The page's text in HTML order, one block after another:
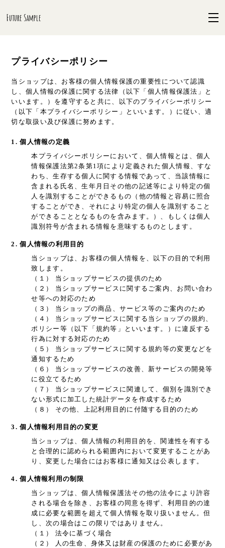
Future Sample
プライバシーポリシー
当ショップは、お客様の個人情報保護の重要性について認識
し、個人情報の保護に関する法律（以下「個人情報保護法」と
いいます。）を遵守すると共に、以下のプライバシーポリシー
（以下「本プライバシーポリシー」といいます。）に従い、適
切な取扱い及び保護に努めます。
1. 個人情報の定義
本プライバシーポリシーにおいて、個人情報とは、個人
情報保護法第2条第1項により定義された個人情報、すな
わち、生存する個人に関する情報であって、当該情報に
含まれる氏名、生年月日その他の記述等により特定の個
人を識別することができるもの（他の情報と容易に照合
することができ、それにより特定の個人を識別すること
ができることとなるものを含みます。）、もしくは個人
識別符号が含まれる情報を意味するものとします。
2. 個人情報の利用目的
当ショップは、お客様の個人情報を、以下の目的で利用
致します。
（１） 当ショップサービスの提供のため
（２） 当ショップサービスに関するご案内、お問い合わ
せ等への対応のため
（３） 当ショップの商品、サービス等のご案内のため
（４） 当ショップサービスに関する当ショップの規約、
ポリシー等（以下「規約等」といいます。）に違反する
行為に対する対応のため
（５） 当ショップサービスに関する規約等の変更などを
通知するため
（６） 当ショップサービスの改善、新サービスの開発等
に役立てるため
（７） 当ショップサービスに関連して、個別を識別でき
ない形式に加工した統計データを作成するため
（８） その他、上記利用目的に付随する目的のため
3. 個人情報利用目的の変更
当ショップは、個人情報の利用目的を、関連性を有する
と合理的に認められる範囲内において変更することがあ
り、変更した場合にはお客様に通知又は公表します。
4. 個人情報利用の制限
当ショップは、個人情報保護法その他の法令により許容
される場合を除き、お客様の同意を得ず、利用目的の達
成に必要な範囲を超えて個人情報を取り扱いません。但
し、次の場合はこの限りではありません。
（１） 法令に基づく場合
（２） 人の生命、身体又は財産の保護のために必要があ